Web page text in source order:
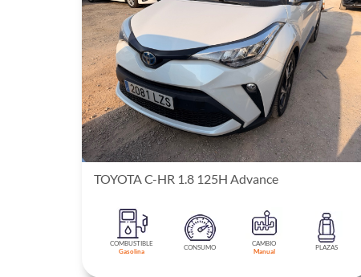
TOYOTA C-HR 1.8 125H Advance
COMBUSTIBLE
Gasolina
CONSUMO
CAMBIO
Manual
PLAZAS